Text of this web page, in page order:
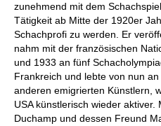
zunehmend mit dem
Tätigkeit ab Mitte der 1920er
Schachprofi zu werden. Er
nahm mit der französischen
und 1933 an fünf
Frankreich und lebte von nun
anderen emigrierten Künstlern,
USA künstlerisch wieder
Duchamp und dessen Freund